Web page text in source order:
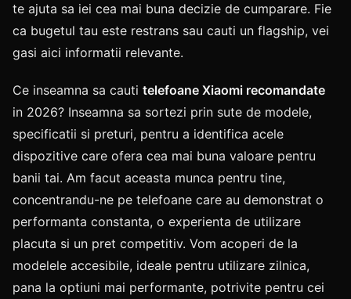
te ajuta sa iei cea mai buna decizie de cumparare. Fie
ca bugetul tau este restrans sau cauti un flagship, vei
gasi aici informatii relevante.
Ce inseamna sa cauti telefoane Xiaomi recomandate
in 2026? Inseamna sa sortezi prin sute de modele,
specificatii si preturi, pentru a identifica acele
dispozitive care ofera cea mai buna valoare pentru
banii tai. Am facut aceasta munca pentru tine,
concentrandu-ne pe telefoane care au demonstrat o
performanta constanta, o experienta de utilizare
placuta si un pret competitiv. Vom acoperi de la
modelele accesibile, ideale pentru utilizare zilnica,
pana la optiuni mai performante, potrivite pentru cei